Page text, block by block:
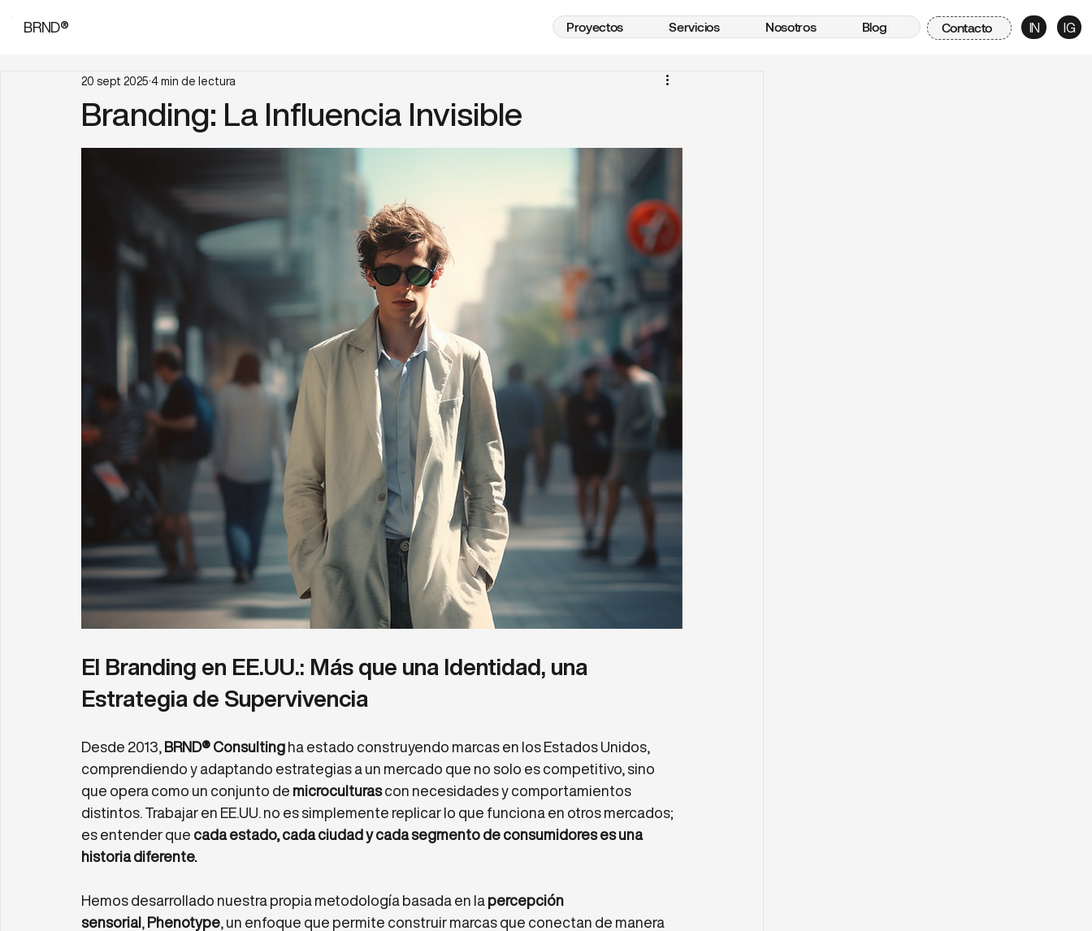
BRND® Proyectos Servicios Nosotros Blog Contacto IN IG
Branding: La Influencia Invisible
20 sept 2025 4 min de lectura
El Branding en EE.UU.: Más que una Identidad, una
Estrategia de Supervivencia
Desde 2013, BRND® Consulting ha estado construyendo marcas en los Estados Unidos,
comprendiendo y adaptando estrategias a un mercado que no solo es competitivo, sino
que opera como un conjunto de microculturas con necesidades y comportamientos
distintos. Trabajar en EE.UU. no es simplemente replicar lo que funciona en otros mercados;
es entender que cada estado, cada ciudad y cada segmento de consumidores es una
historia diferente.
Hemos desarrollado nuestra propia metodología basada en la percepción
sensorial Phenotype , un enfoque que permite construir marcas que conectan de manera